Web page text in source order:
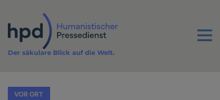
Inhalt
Menu
Der säkulare Blick auf die Welt.
VOR ORT